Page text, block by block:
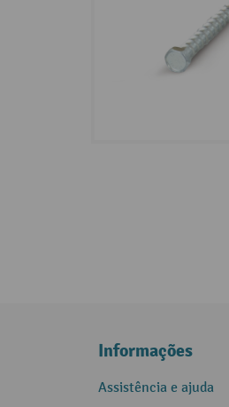
Informações
Assistência e ajuda